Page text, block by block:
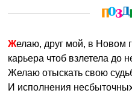
Желаю, друг мой, в Новом
карьера чтоб взлетела до
Желаю отыскать свою
И исполнения